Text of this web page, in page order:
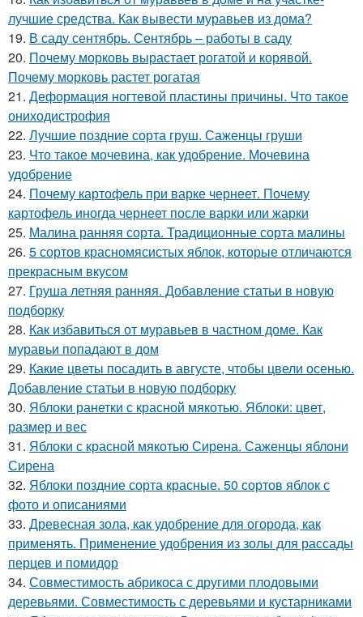
лучшие средства. Как вывести муравьев из дома?
19. В саду сентябрь. Сентябрь – работы в саду
20. Почему морковь вырастает рогатой и корявой.
Почему морковь растет рогатая
21. Деформация ногтевой пластины причины. Что такое
ониходистрофия
22. Лучшие поздние сорта груш. Саженцы груши
23. Что такое мочевина, как удобрение. Мочевина
удобрение
24. Почему картофель при варке чернеет. Почему
картофель иногда чернеет после варки или жарки
25. Малина ранняя сорта. Традиционные сорта малины
26. 5 сортов красномясистых яблок, которые отличаются
прекрасным вкусом
27. Груша летняя ранняя. Добавление статьи в новую
подборку
28. Как избавиться от муравьев в частном доме. Как
муравьи попадают в дом
29. Какие цветы посадить в августе, чтобы цвели осенью.
Добавление статьи в новую подборку
30. Яблоки ранетки с красной мякотью. Яблоки: цвет,
размер и вес
31. Яблоки с красной мякотью Сирена. Саженцы яблони
Сирена
32. Яблоки поздние сорта красные. 50 сортов яблок с
фото и описаниями
33. Древесная зола, как удобрение для огорода, как
применять. Применение удобрения из золы для рассады
перцев и помидор
34. Совместимость абрикоса с другими плодовыми
деревьями. Совместимость с деревьями и кустарниками